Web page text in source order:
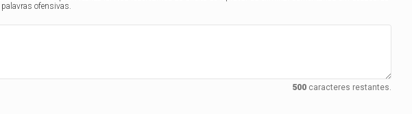
famosos famosos
denuncia supostos
ofensivas.
500caracteres restantes.